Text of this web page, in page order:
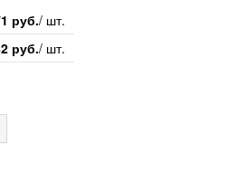
руб./ шт.
руб./ шт.